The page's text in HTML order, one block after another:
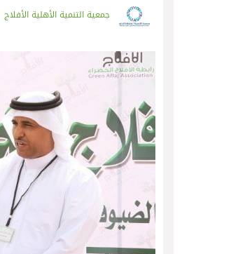
جمعية التنمية الأهلية الأفلاج